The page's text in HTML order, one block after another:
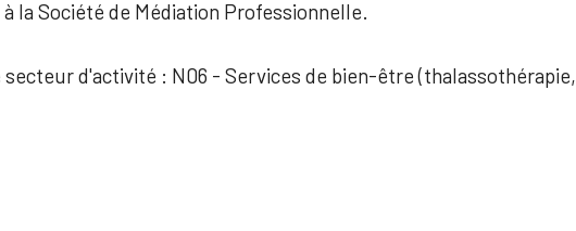
la Société de Médiation Professionnelle.
d'activité : N06 - Services de bien-être (thalassothérapie,